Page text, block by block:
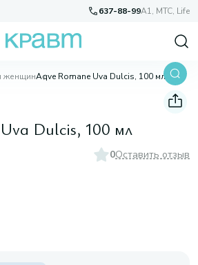
637-88-99A1, МТС, Life
женщинAqve Romane Uva Dulcis, 100 мл
Dulcis, 100 мл
0Оставить отзыв